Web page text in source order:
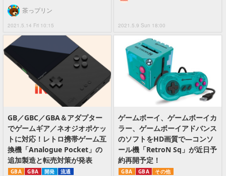
2021.5.14 Fri 10:15
茶っプリン
2021.5.9 Sun 18:00
GB／GBC／GBA＆アダプター
でゲームギア／ネオジオポケッ
トに対応！レトロ携帯ゲーム互
換機「Analogue Pocket」の
追加製造と転売対策が発表
GBA GBA 開発 流通
ゲームボーイ、ゲームボーイカ
ラー、ゲームボーイアドバンス
のソフトをHD画質で―コンソ
ール機「RetroN Sq」が近日予
約再開予定！
GBA GBA その他